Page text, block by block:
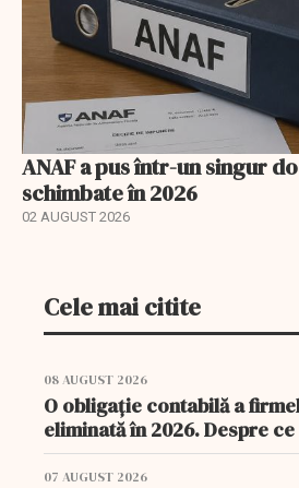
ANAF a pus într-un singur
schimbate în 2026
02 AUGUST 2026
Cele mai citite
08 AUGUST 2026
O obligație contabilă a
eliminată în 2026. Despre
07 AUGUST 2026